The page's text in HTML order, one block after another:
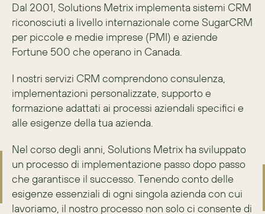
Dal 2001, Solutions Metrix implementa sistemi CRM
riconosciuti a livello internazionale come SugarCRM
per piccole e medie imprese (PMI) e aziende
Fortune 500 che operano in Canada.
I nostri servizi CRM comprendono consulenza,
implementazioni personalizzate, supporto e
formazione adattati ai processi aziendali specifici e
alle esigenze della tua azienda.
Nel corso degli anni, Solutions Metrix ha sviluppato
un processo di implementazione passo dopo passo
che garantisce il successo. Tenendo conto delle
esigenze essenziali di ogni singola azienda con cui
lavoriamo, il nostro processo non solo ci consente di